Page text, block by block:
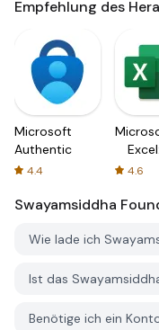
Empfehlung des
Microsoft
Authenticator
4.4
Excel:
4.6
Swayamsiddha